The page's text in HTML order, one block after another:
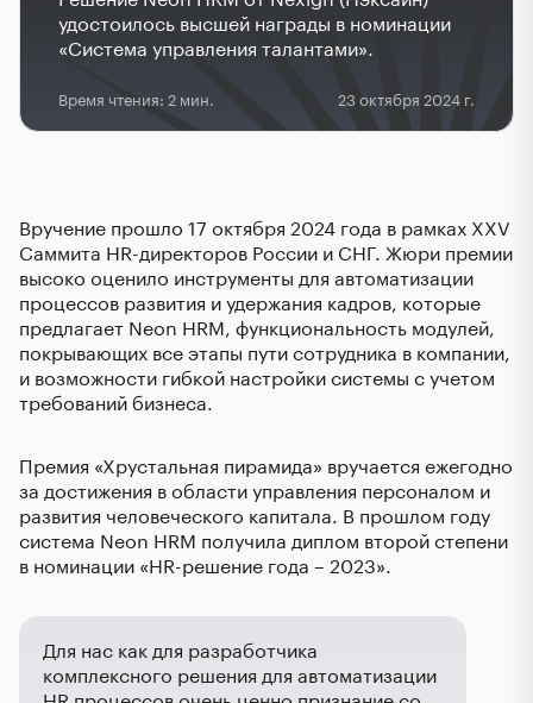
удостоилось высшей награды в номинации
«Система управления талантами».
Время чтения: 2 мин. 23 октября 2024 г.
Вручение прошло 17 октября 2024 года в рамках XXV
Саммита HR-директоров России и СНГ. Жюри премии
высоко оценило инструменты для автоматизации
процессов развития и удержания кадров, которые
предлагает Neon HRM , функциональность модулей,
покрывающих все этапы пути сотрудника в компании,
и возможности гибкой настройки системы с учетом
требований бизнеса.
Премия «Хрустальная пирамида» вручается ежегодно
за достижения в области управления персоналом и
развития человеческого капитала. В прошлом году
система Neon HRM получила диплом второй степени
в номинации «HR-решение года – 2023».
Для нас как для разработчика
комплексного решения для автоматизации